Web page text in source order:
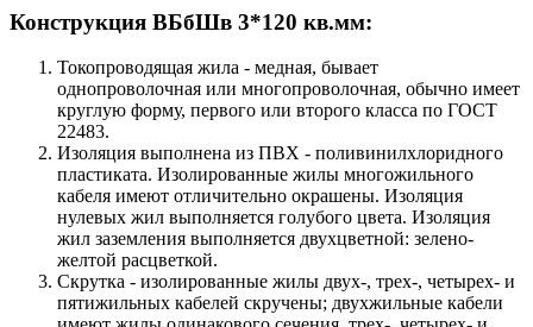
Конструкция ВБбШв 3*120 кв.мм:
Токопроводящая жила - медная, бывает
однопроволочная или многопроволочная, обычно имеет
круглую форму, первого или второго класса по ГОСТ
22483.
Изоляция выполнена из ПВХ - поливинилхлоридного
пластиката. Изолированные жилы многожильного
кабеля имеют отличительно окрашены. Изоляция
нулевых жил выполняется голубого цвета. Изоляция
жил заземления выполняется двухцветной: зелено-
желтой расцветкой.
Скрутка - изолированные жилы двух-, трех-, четырех- и
пятижильных кабелей скручены; двухжильные кабели